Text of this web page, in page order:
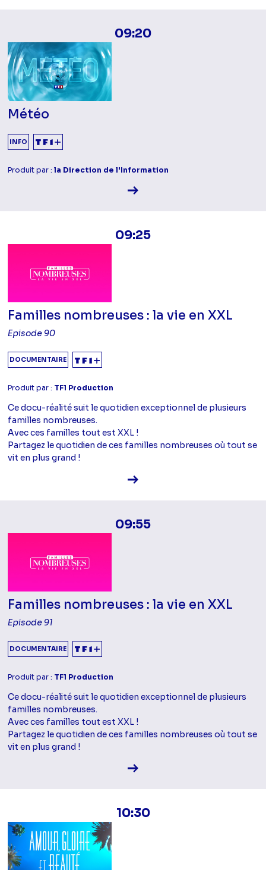
09:20
Météo
INFO
Produit par :la Direction de l'Information
Voir la fiche diffusion
09:25
Familles nombreuses : la vie en XXL
Episode 90
DOCUMENTAIRE
Produit par : TF1 Production
Ce docu-réalité suit le quotidien exceptionnel de plusieurs
familles nombreuses.
Avec ces familles tout est XXL !
Partagez le quotidien de ces familles nombreuses où tout se
vit en plus grand !
Voir la fiche diffusion
09:55
Familles nombreuses : la vie en XXL
Episode 91
DOCUMENTAIRE
Produit par : TF1 Production
Ce docu-réalité suit le quotidien exceptionnel de plusieurs
familles nombreuses.
Avec ces familles tout est XXL !
Partagez le quotidien de ces familles nombreuses où tout se
vit en plus grand !
Voir la fiche diffusion
10:30